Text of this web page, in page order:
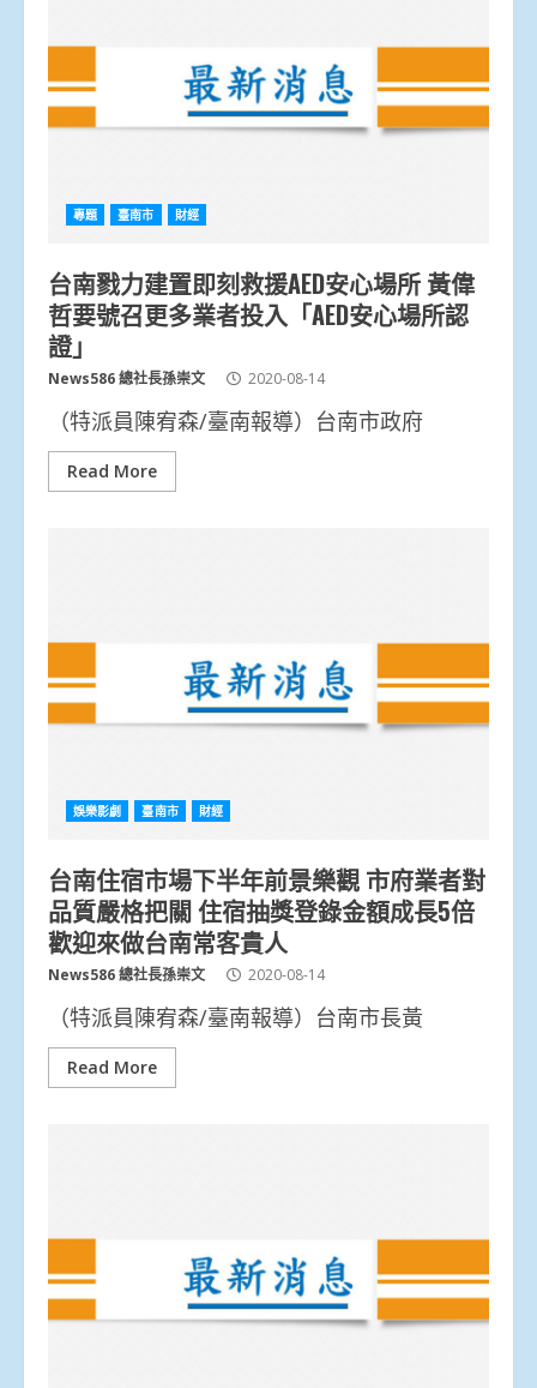
專題 臺南市 財經
台南戮力建置即刻救援AED安心場所 黃偉
哲要號召更多業者投入「AED安心場所認
證」
News586 總社長孫崇文 2020-08-14
（特派員陳宥森/臺南報導）台南市政府
Read More
娛樂影劇 臺南市 財經
台南住宿市場下半年前景樂觀 市府業者對
品質嚴格把關 住宿抽獎登錄金額成長5倍
歡迎來做台南常客貴人
News586 總社長孫崇文 2020-08-14
（特派員陳宥森/臺南報導）台南市長黃
Read More